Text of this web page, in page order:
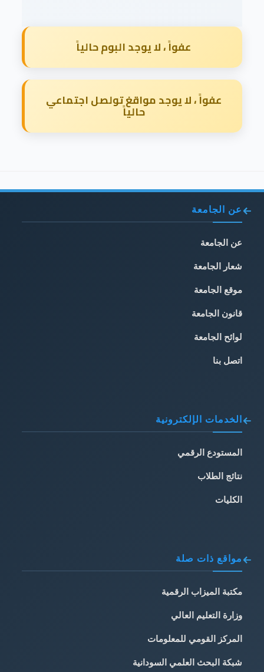
عفواً ، لا يوجد البوم حالياً
عفواً ، لا يوجد مواقغ تولصل اجتماعي
حالياً
عن الجامعة
عن الجامعة
شعار الجامعة
موقع الجامعة
قانون الجامعة
لوائح الجامعة
اتصل بنا
الخدمات الإلكترونية
المستودع الرقمي
نتائج الطلاب
الكليات
مواقع ذات صلة
مكتبة الميزاب الرقمية
وزارة التعليم العالي
المركز القومي للمعلومات
شبكة البحث العلمي السودانية